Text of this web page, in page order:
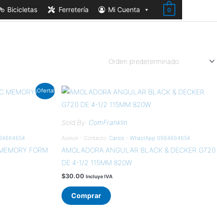
Bicicletas Ferretería Mi Cuenta 0
¡Oferta!
FORM
Sold By: ComFranklin
Asesor - Contacto: Carlos - WhastApp 0984664654
AMOLADORA ANGULAR BLACK & DECKER G720
DE 4-1/2 115MM 820W
$30.00 Incluye IVA
Comprar